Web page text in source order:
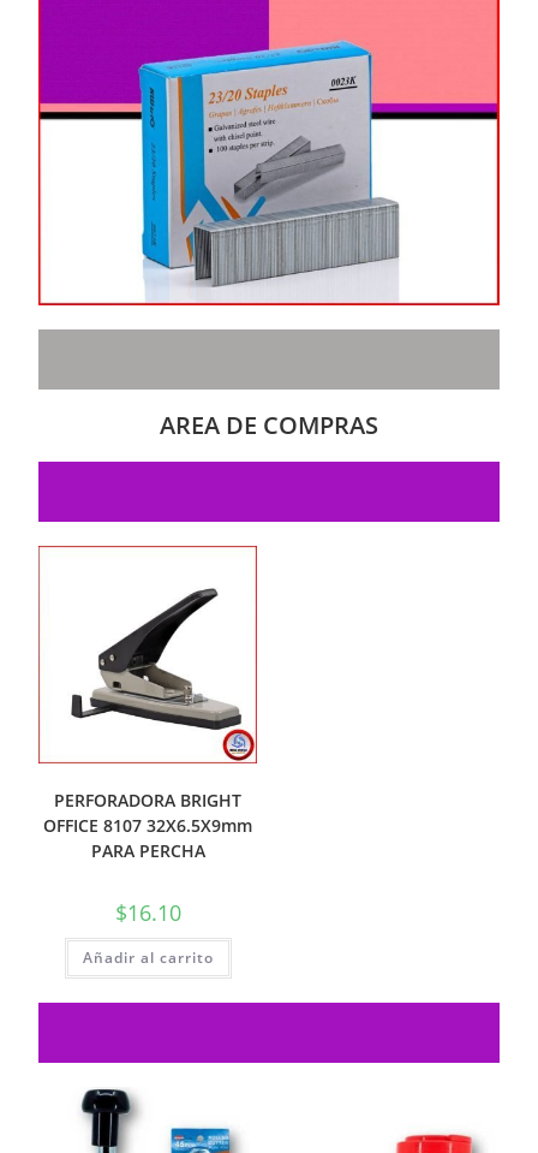
AREA DE COMPRAS
PERFORADORA BRIGHT
OFFICE 8107 32X6.5X9mm
PARA PERCHA
$16.10
Añadir al carrito